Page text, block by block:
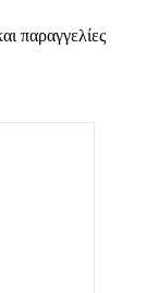
παραγγελίες